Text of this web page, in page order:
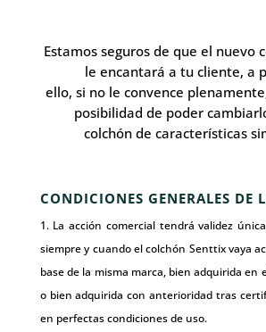
Estamos seguros de que el nuevo
le encantará a tu cliente, a
ello, si no le convence
posibilidad de poder
colchón de características
CONDICIONES GENERALES DE
La acción comercial tendrá validez
siempre y cuando el colchón Senttix vaya
base de la misma marca, bien adquirida en
o bien adquirida con anterioridad tras
en perfectas condiciones de uso.